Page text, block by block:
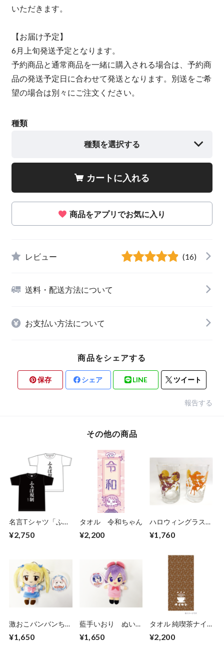
いただきます。
【お届け予定】
6月上旬発送予定となります。
予約商品と通常商品を一緒に購入される場合は、予約商
品の発送予定日に合わせて発送となります。別送をご希
望の場合は別々にご注文ください。
種類
種類を選択する
カートに入れる
商品をアプリでお気に入り
レビュー (16)
送料・配送方法について
お支払い方法について
商品をシェアする
保存 シェア LINE ツイート
報告する
その他の商品
名言Tシャツ「ふぁ
¥2,750
タオル 令和ちゃん
¥2,200
ハロウィングラス
¥1,760
激おこバンバンちゃ
¥1,650
藍手いおり ぬいぐ
¥1,650
タオル 純喫茶ナイ
¥2,200